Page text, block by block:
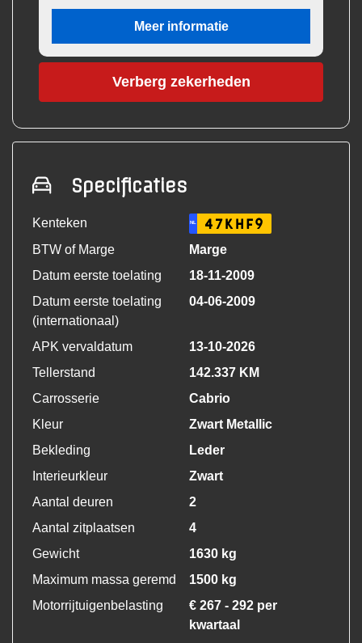
Meer informatie
Verberg zekerheden
Specificaties
Kenteken NL 47KHF9
BTW of Marge
Marge
Datum eerste toelating
18-11-2009
Datum eerste toelating
(internationaal)
04-06-2009
APK vervaldatum
13-10-2026
Tellerstand
142.337 KM
Carrosserie
Cabrio
Kleur
Zwart Metallic
Bekleding
Leder
Interieurkleur
Zwart
Aantal deuren
2
Aantal zitplaatsen
4
Gewicht
1630 kg
Maximum massa geremd
1500 kg
Motorrijtuigenbelasting
€ 267 - 292 per
kwartaal